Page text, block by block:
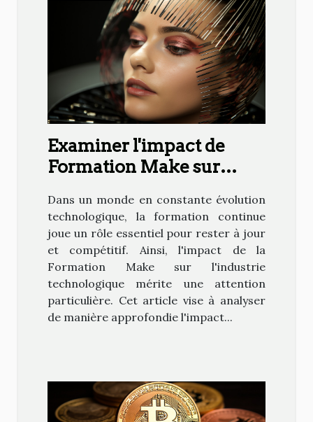
Examiner l'impact de
Formation Make sur
Dans un monde en constante évolution
technologique, la formation continue
joue un rôle essentiel pour rester à jour
et compétitif. Ainsi, l'impact de la
Formation Make sur l'industrie
technologique mérite une attention
particulière. Cet article vise à analyser
de manière approfondie l'impact...